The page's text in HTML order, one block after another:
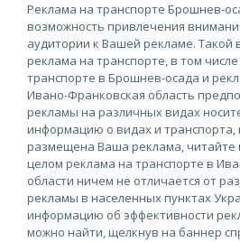
Реклама на транспорте Брошнев-
возможность привлечения
аудитории к Вашей рекламе. Такой
реклама на транспорте, в том
транспорте в Брошнев-осада и
Ивано-Франковская область
рекламы на различных видах
информацию о видах и
размещена Ваша реклама, читайте
целом реклама на транспорте в
области ничем не отличается от
рекламы в населенных пунктах
информацию об эффективности
можно найти, щелкнув на баннер